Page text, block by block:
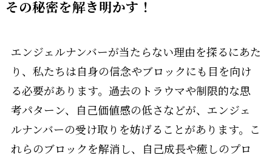
その秘密を解き明かす！
エンジェルナンバーが当たらない理由を探るにあた
り、私たちは自身の信念やブロックにも目を向け
る必要があります。過去のトラウマや制限的な思
考パターン、自己価値感の低さなどが、エンジェ
ルナンバーの受け取りを妨げることがあります。こ
れらのブロックを解消し、自己成長や癒しのプロ